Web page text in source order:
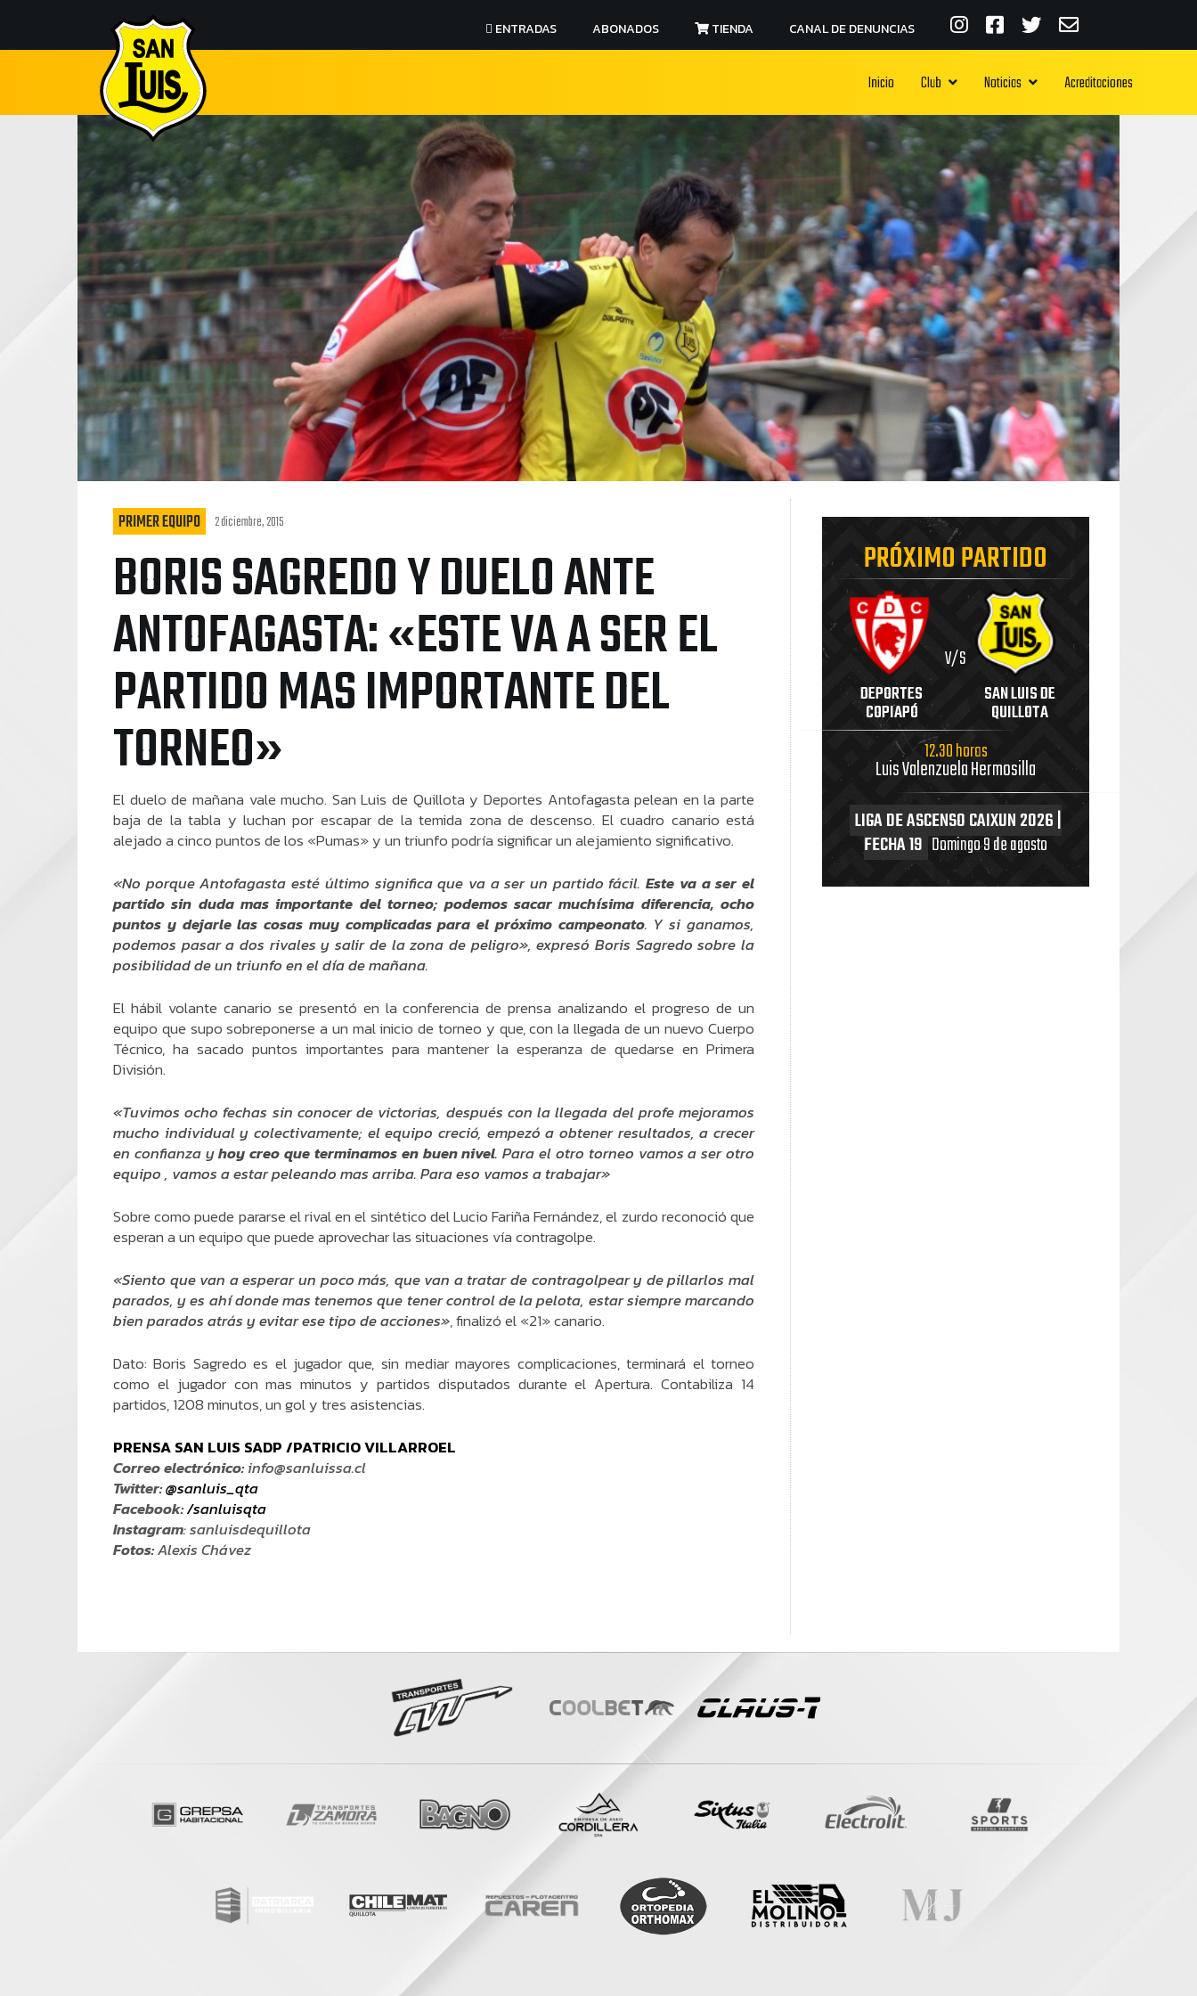
ENTRADAS ABONADOS TIENDA CANAL DE DENUNCIAS
Inicio Club Noticias Acreditaciones
PRIMER EQUIPO 2 diciembre, 2015
BORIS SAGREDO Y DUELO ANTE
ANTOFAGASTA: «ESTE VA A SER EL
PARTIDO MAS IMPORTANTE DEL
TORNEO»
El duelo de mañana vale mucho. San Luis de Quillota y Deportes Antofagasta pelean en la parte
baja de la tabla y luchan por escapar de la temida zona de descenso. El cuadro canario está
alejado a cinco puntos de los «Pumas» y un triunfo podría significar un alejamiento significativo.
«No porque Antofagasta esté último significa que va a ser un partido fácil. Este va a ser el
partido sin duda mas importante del torneo; podemos sacar muchísima diferencia, ocho
puntos y dejarle las cosas muy complicadas para el próximo campeonato. Y si ganamos,
podemos pasar a dos rivales y salir de la zona de peligro», expresó Boris Sagredo sobre la
posibilidad de un triunfo en el día de mañana.
El hábil volante canario se presentó en la conferencia de prensa analizando el progreso de un
equipo que supo sobreponerse a un mal inicio de torneo y que, con la llegada de un nuevo Cuerpo
Técnico, ha sacado puntos importantes para mantener la esperanza de quedarse en Primera
División.
«Tuvimos ocho fechas sin conocer de victorias, después con la llegada del profe mejoramos
mucho individual y colectivamente; el equipo creció, empezó a obtener resultados, a crecer
en confianza yhoy creo que terminamos en buen nivel. Para el otro torneo vamos a ser otro
equipo , vamos a estar peleando mas arriba. Para eso vamos a trabajar»
Sobre como puede pararse el rival en el sintético del Lucio Fariña Fernández, el zurdo reconoció que
esperan a un equipo que puede aprovechar las situaciones vía contragolpe.
«Siento que van a esperar un poco más, que van a tratar de contragolpear y de pillarlos mal
parados, y es ahí donde mas tenemos que tener control de la pelota, estar siempre marcando
bien parados atrás y evitar ese tipo de acciones», finalizó el «21» canario.
Dato: Boris Sagredo es el jugador que, sin mediar mayores complicaciones, terminará el torneo
como el jugador con mas minutos y partidos disputados durante el Apertura. Contabiliza 14
partidos, 1208 minutos, un gol y tres asistencias.
PRENSA SAN LUIS SADP /PATRICIO VILLARROEL
Correo electrónico:info@sanluissa.cl
Twitter:@sanluis_qta
Facebook:/sanluisqta
Instagram: sanluisdequillota
Fotos:Alexis Chávez
PRÓXIMO PARTIDO
DEPORTES
COPIAPÓ
V/S
SAN LUIS DE
QUILLOTA
12.30 horas
Luis Valenzuela Hermosilla
LIGA DE ASCENSO CAIXUN 2026 |
FECHA 19 Domingo 9 de agosto